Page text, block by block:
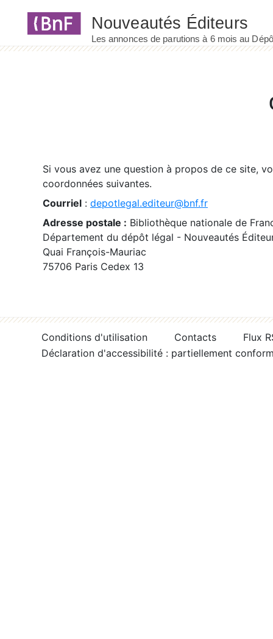
Si vous avez une question à propos de ce site,
coordonnées suivantes.
Courriel : depotlegal.editeur@bnf.fr
Adresse postale : Bibliothèque nationale de
Département du dépôt légal - Nouveautés
Quai François-Mauriac
75706 Paris Cedex 13
Conditions d'utilisation Contacts
Flux
Déclaration d'accessibilité : partiellement